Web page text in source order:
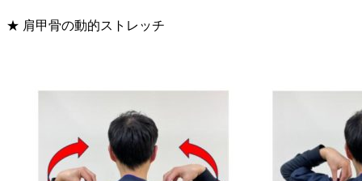
★ 肩甲骨の動的ストレッチ